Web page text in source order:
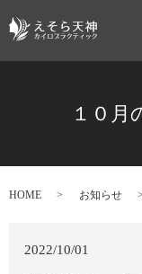
１０月
HOME お知らせ
2022/10/01